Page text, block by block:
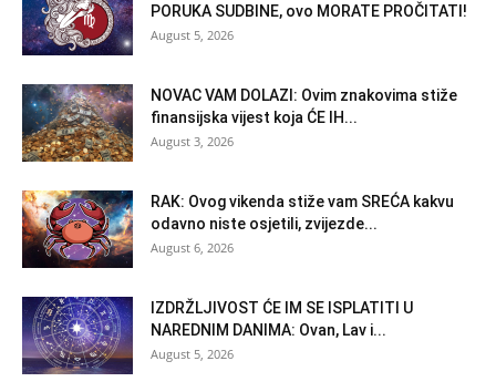
PORUKA SUDBINE, ovo MORATE PROČITATI!
August 5, 2026
NOVAC VAM DOLAZI: Ovim znakovima stiže
finansijska vijest koja ĆE IH...
August 3, 2026
RAK: Ovog vikenda stiže vam SREĆA kakvu
odavno niste osjetili, zvijezde...
August 6, 2026
IZDRŽLJIVOST ĆE IM SE ISPLATITI U
NAREDNIM DANIMA: Ovan, Lav i...
August 5, 2026